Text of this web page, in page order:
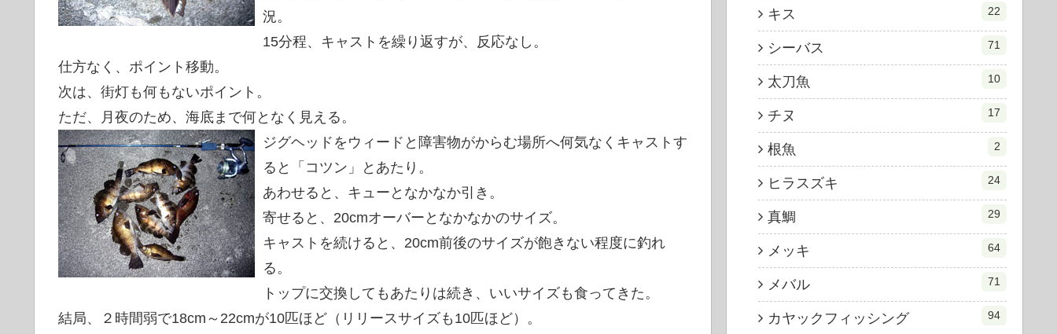
況。
15分程、キャストを繰り返すが、反応なし。
仕方なく、ポイント移動。
次は、街灯も何もないポイント。
ただ、月夜のため、海底まで何となく見える。
ジグヘッドをウィードと障害物がからむ場所へ何気なくキャストす
ると「コツン」とあたり。
あわせると、キューとなかなか引き。
寄せると、20cmオーバーとなかなかのサイズ。
キャストを続けると、20cm前後のサイズが飽きない程度に釣れ
る。
トップに交換してもあたりは続き、いいサイズも食ってきた。
結局、２時間弱で18cm～22cmが10匹ほど（リリースサイズも10匹ほど）。
キス 22
シーバス 71
太刀魚 10
チヌ 17
根魚 2
ヒラスズキ 24
真鯛 29
メッキ 64
メバル 71
カヤックフィッシング 94